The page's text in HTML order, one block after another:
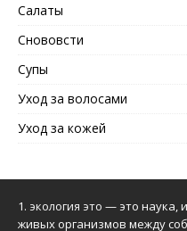
Салаты
Снововсти
Супы
Уход за волосами
Уход за кожей
1. экология это — это наука,
живых организмов между